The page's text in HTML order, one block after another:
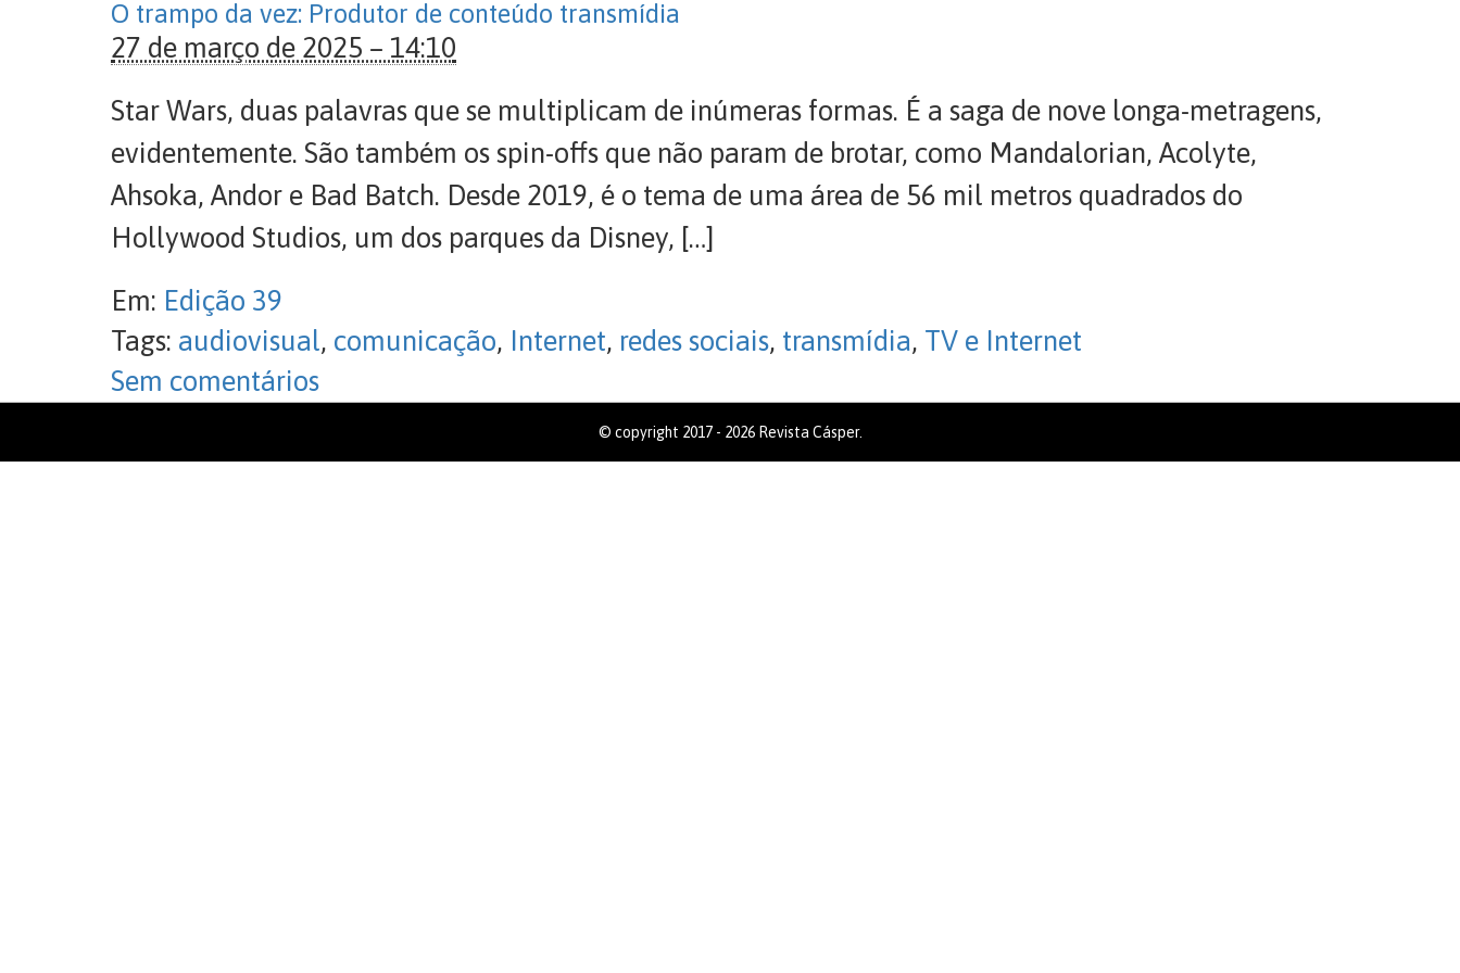
O trampo da vez: Produtor de conteúdo transmídia
27 de março de 2025 – 14:10
Star Wars, duas palavras que se multiplicam de inúmeras formas. É a saga de nove longa-metragens,
evidentemente. São também os spin-offs que não param de brotar, como Mandalorian, Acolyte,
Ahsoka, Andor e Bad Batch. Desde 2019, é o tema de uma área de 56 mil metros quadrados do
Hollywood Studios, um dos parques da Disney, […]
Em: Edição 39
Tags: audiovisual, comunicação, Internet, redes sociais, transmídia, TV e Internet
Sem comentários
© copyright 2017 - 2026 Revista Cásper.